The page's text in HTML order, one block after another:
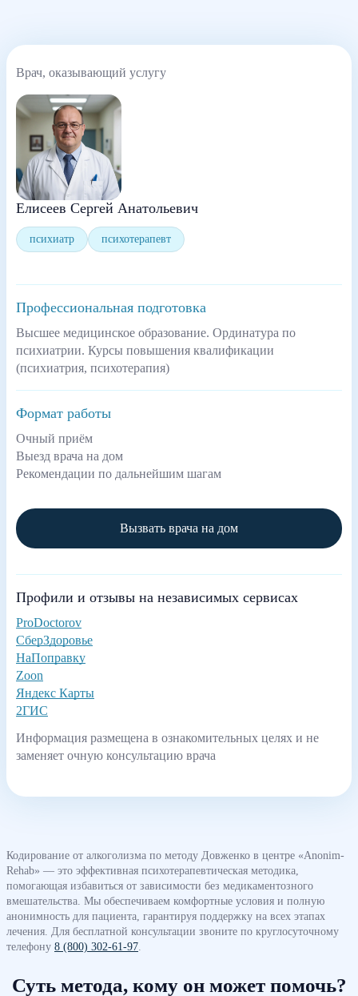
Врач, оказывающий услугу
Елисеев Сергей Анатольевич
психиатр психотерапевт
Профессиональная подготовка
Высшее медицинское образование. Ординатура по
психиатрии. Курсы повышения квалификации
(психиатрия, психотерапия)
Формат работы
Очный приём
Выезд врача на дом
Рекомендации по дальнейшим шагам
Вызвать врача на дом
Профили и отзывы на независимых сервисах
ProDoctorov
СберЗдоровье
НаПоправку
Zoon
Яндекс Карты
2ГИС
Информация размещена в ознакомительных целях и не
заменяет очную консультацию врача
Кодирование от алкоголизма по методу Довженко в центре «Anonim-
Rehab» — это эффективная психотерапевтическая методика,
помогающая избавиться от зависимости без медикаментозного
вмешательства. Мы обеспечиваем комфортные условия и полную
анонимность для пациента, гарантируя поддержку на всех этапах
лечения. Для бесплатной консультации звоните по круглосуточному
телефону 8 (800) 302-61-97
Суть метода, кому он может помочь?